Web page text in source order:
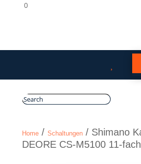
0
Home/ Schaltungen/ Shimano
DEORE CS-M5100 11-